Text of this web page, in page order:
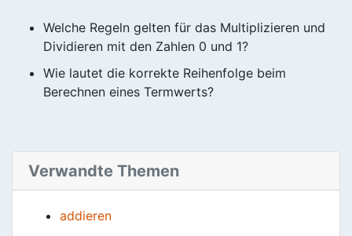
Welche Regeln gelten für das Multiplizieren und
Dividieren mit den Zahlen 0 und 1?
Wie lautet die korrekte Reihenfolge beim
Berechnen eines Termwerts?
Verwandte Themen
addieren